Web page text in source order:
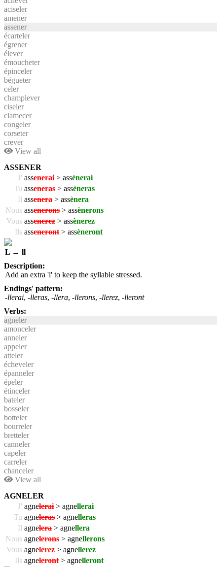
aciseler
amener
assener
écarteler
égrener
élever
émoucheter
épinceler
bégueter
celer
champlever
ciseler
clamecer
congeler
corseter
crever
View all
ASSENER
J' assenerai > assènerai
Tu asseneras > assèneras
Il assenera > assènera
Nous assenerons > assènerons
Vous assenerez > assènerez
Ils asseneront > assèneront
L → ll
Description:
Add an extra 'l' to keep the syllable stressed.
Endings' pattern:
-llerai, -lleras, -llera, -llerons, -llerez, -lleront
Verbs:
agneler
amonceler
anneler
appeler
atteler
écheveler
épanneler
épeler
étinceler
bateler
bosseler
botteler
bourreler
bretteler
canneler
capeler
carreler
chanceler
View all
AGNELER
J' agnelerai > agnellerai
Tu agneleras > agnelleras
Il agnelera > agnellera
Nous agnelerons > agnellerons
Vous agnelerez > agnellerez
Ils agneleront > agnelleront